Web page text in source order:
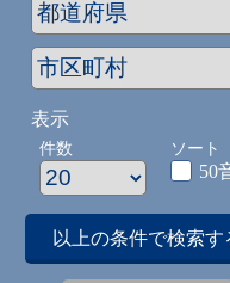
表示
件数 ソート
50
以上の条件で検索す